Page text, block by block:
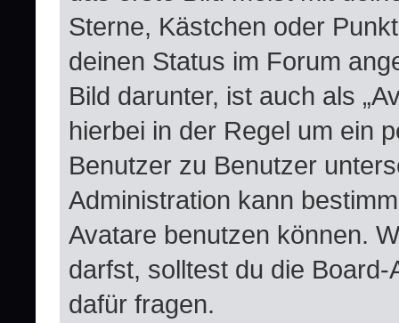
Sterne, Kästchen oder
deinen Status im Forum
Bild darunter, ist auch als
hierbei in der Regel um ein
Benutzer zu Benutzer
Administration kann
Avatare benutzen können.
darfst, solltest du die
dafür fragen.